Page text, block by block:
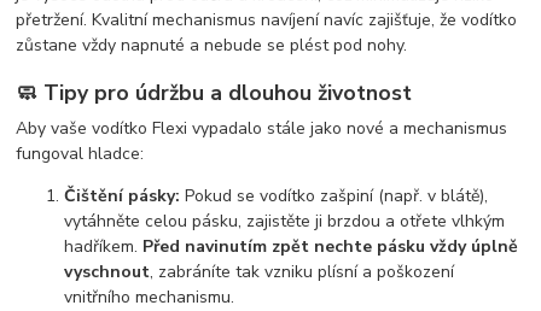
přetržení. Kvalitní mechanismus navíjení navíc zajišťuje, že vodítko
zůstane vždy napnuté a nebude se plést pod nohy.
🧼 Tipy pro údržbu a dlouhou životnost
Aby vaše vodítko Flexi vypadalo stále jako nové a mechanismus
fungoval hladce:
Čištění pásky: Pokud se vodítko zašpiní (např. v blátě),
vytáhněte celou pásku, zajistěte ji brzdou a otřete vlhkým
hadříkem. Před navinutím zpět nechte pásku vždy úplně
vyschnout, zabráníte tak vzniku plísní a poškození
vnitřního mechanismu.